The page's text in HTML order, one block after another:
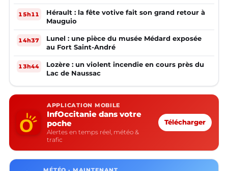
15h11
Hérault : la fête votive fait son grand retour à
Mauguio
14h37
Lunel : une pièce du musée Médard exposée
au Fort Saint-André
13h44
Lozère : un violent incendie en cours près du
Lac de Naussac
APPLICATION MOBILE
InfOccitanie dans votre
poche
Alertes en temps réel, météo &
trafic
Télécharger